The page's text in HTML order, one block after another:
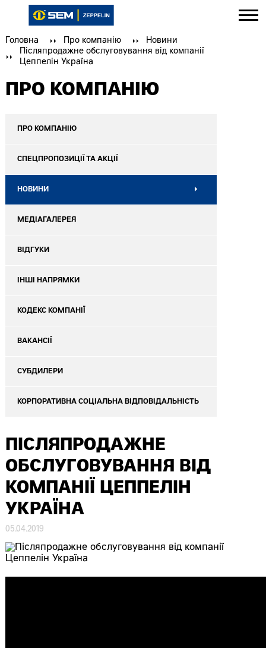
Головна Про компанію
Новини
Післяпродажне обслуговування від компанії
Цеппелін Україна
ПРО КОМПАНІЮ
ПРО КОМПАНІЮ
СПЕЦПРОПОЗИЦІЇ ТА АКЦІЇ
НОВИНИ
МЕДІАГАЛЕРЕЯ
ВІДГУКИ
ІНШІ НАПРЯМКИ
КОДЕКС КОМПАНІЇ
ВАКАНСІЇ
СУБДИЛЕРИ
КОРПОРАТИВНА СОЦІАЛЬНА ВІДПОВІДАЛЬНІСТЬ
ПІСЛЯПРОДАЖНЕ
ОБСЛУГОВУВАННЯ ВІД
КОМПАНІЇ ЦЕППЕЛІН
УКРАЇНА
05.04.2019